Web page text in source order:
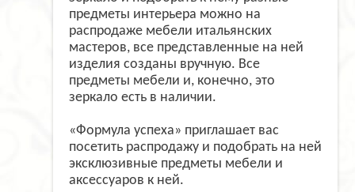
предметы интерьера можно на
распродаже мебели итальянских
мастеров, все представленные на ней
изделия созданы вручную. Все
предметы мебели и, конечно, это
зеркало есть в наличии.
«Формула успеха» приглашает вас
посетить распродажу и подобрать на ней
эксклюзивные предметы мебели и
аксессуаров к ней.